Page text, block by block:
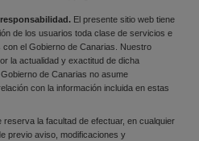
El presente sitio web tiene
de los usuarios toda clase de servicios e
el Gobierno de Canarias. Nuestro
la actualidad y exactitud de dicha
de Canarias no asume
con la información incluida en estas
reserva la facultad de efectuar, en cualquier
previo aviso, modificaciones y